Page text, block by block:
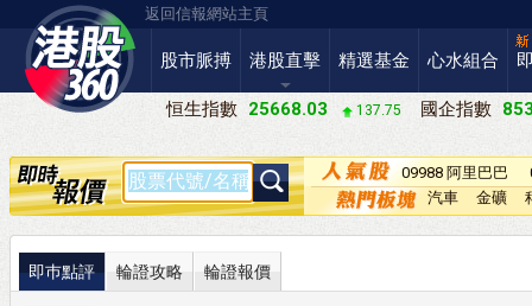
返回信報網站主頁
股市脈搏 港股直擊 精選基金 心水組合
恒生指數 25668.03 137.75 國企指數
09988 阿里巴巴
－Ｗ汽車
金礦
即巿點評 輪證攻略 輪證報價